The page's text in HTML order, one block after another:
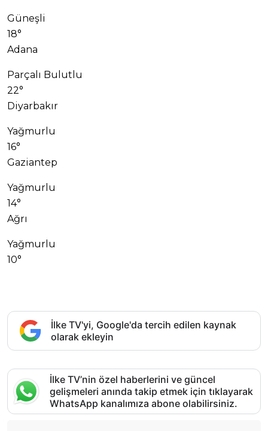
Güneşli
18°
Adana
Parçalı Bulutlu
22°
Diyarbakır
Yağmurlu
16°
Gaziantep
Yağmurlu
14°
Ağrı
Yağmurlu
10°
İlke TV'yi, Google'da tercih edilen kaynak
olarak ekleyin
İlke TV’nin özel haberlerini ve güncel
gelişmeleri anında takip etmek için tıklayarak
WhatsApp kanalımıza abone olabilirsiniz.